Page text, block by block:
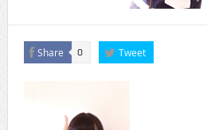
Share 0 Tweet